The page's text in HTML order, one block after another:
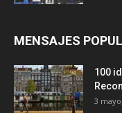
MENSAJES
100
3